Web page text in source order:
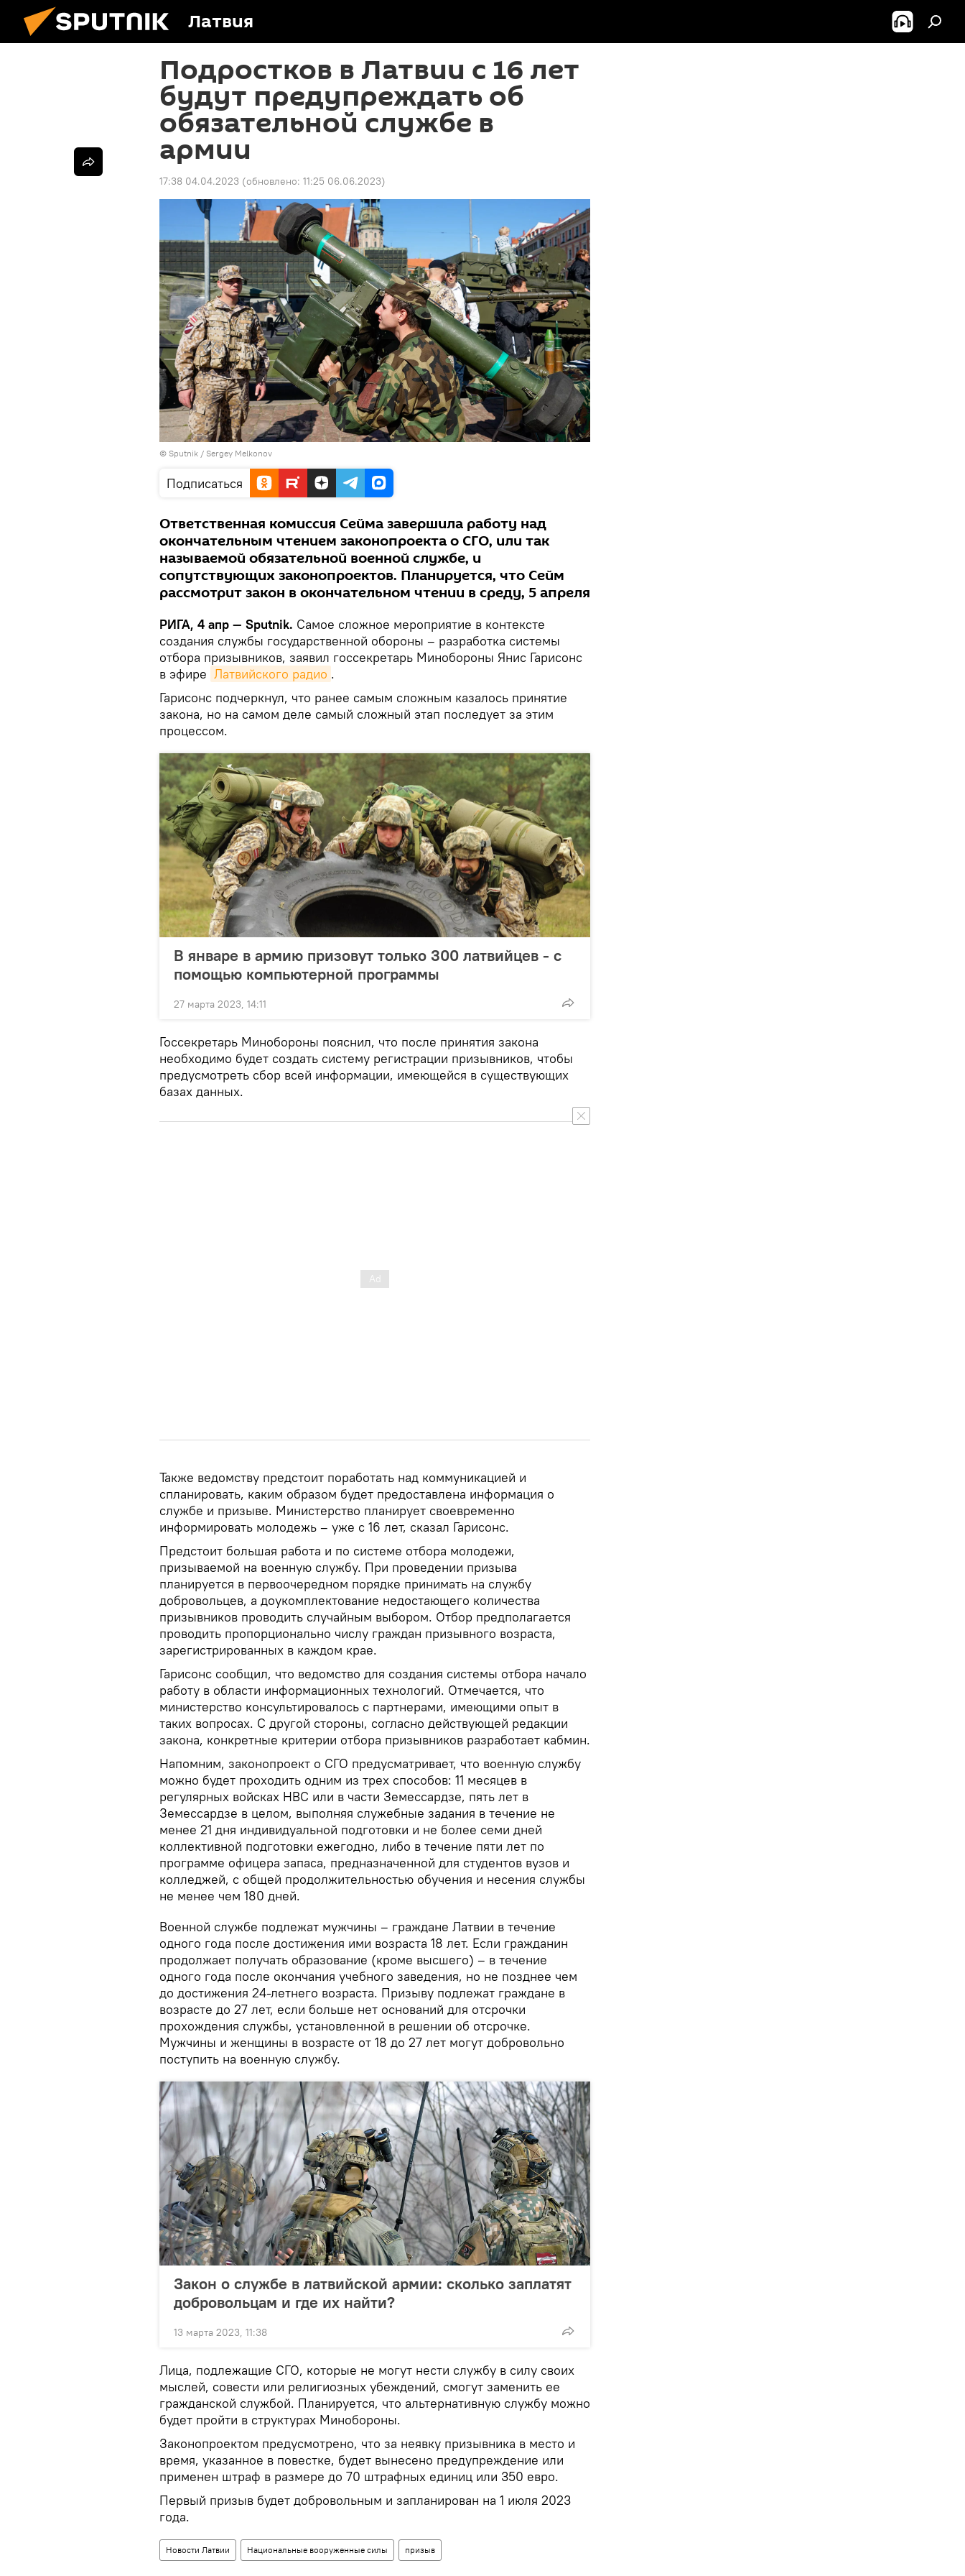
Латвия
Подростков в Латвии с 16 лет
будут предупреждать об
обязательной службе в
армии
17:38 04.04.2023 (обновлено: 11:25 06.06.2023)
© Sputnik / Sergey Melkonov
Подписаться
Ответственная комиссия Сейма завершила работу над
окончательным чтением законопроекта о СГО, или так
называемой обязательной военной службе, и
сопутствующих законопроектов. Планируется, что Сейм
рассмотрит закон в окончательном чтении в среду, 5 апреля
РИГА, 4 апр — Sputnik. Самое сложное мероприятие в контексте
создания службы государственной обороны – разработка системы
отбора призывников, заявил госсекретарь Минобороны Янис Гарисонс
в эфире Латвийского радио .
Гарисонс подчеркнул, что ранее самым сложным казалось принятие
закона, но на самом деле самый сложный этап последует за этим
процессом.
В январе в армию призовут только 300 латвийцев - с
помощью компьютерной программы
27 марта 2023, 14:11
Госсекретарь Минобороны пояснил, что после принятия закона
необходимо будет создать систему регистрации призывников, чтобы
предусмотреть сбор всей информации, имеющейся в существующих
базах данных.
Также ведомству предстоит поработать над коммуникацией и
спланировать, каким образом будет предоставлена информация о
службе и призыве. Министерство планирует своевременно
информировать молодежь – уже с 16 лет, сказал Гарисонс.
Предстоит большая работа и по системе отбора молодежи,
призываемой на военную службу. При проведении призыва
планируется в первоочередном порядке принимать на службу
добровольцев, а доукомплектование недостающего количества
призывников проводить случайным выбором. Отбор предполагается
проводить пропорционально числу граждан призывного возраста,
зарегистрированных в каждом крае.
Гарисонс сообщил, что ведомство для создания системы отбора начало
работу в области информационных технологий. Отмечается, что
министерство консультировалось с партнерами, имеющими опыт в
таких вопросах. С другой стороны, согласно действующей редакции
закона, конкретные критерии отбора призывников разработает кабмин.
Напомним, законопроект о СГО предусматривает, что военную службу
можно будет проходить одним из трех способов: 11 месяцев в
регулярных войсках НВС или в части Земессардзе, пять лет в
Земессардзе в целом, выполняя служебные задания в течение не
менее 21 дня индивидуальной подготовки и не более семи дней
коллективной подготовки ежегодно, либо в течение пяти лет по
программе офицера запаса, предназначенной для студентов вузов и
колледжей, с общей продолжительностью обучения и несения службы
не менее чем 180 дней.
Военной службе подлежат мужчины – граждане Латвии в течение
одного года после достижения ими возраста 18 лет. Если гражданин
продолжает получать образование (кроме высшего) – в течение
одного года после окончания учебного заведения, но не позднее чем
до достижения 24-летнего возраста. Призыву подлежат граждане в
возрасте до 27 лет, если больше нет оснований для отсрочки
прохождения службы, установленной в решении об отсрочке.
Мужчины и женщины в возрасте от 18 до 27 лет могут добровольно
поступить на военную службу.
Закон о службе в латвийской армии: сколько заплатят
добровольцам и где их найти?
13 марта 2023, 11:38
Лица, подлежащие СГО, которые не могут нести службу в силу своих
мыслей, совести или религиозных убеждений, смогут заменить ее
гражданской службой. Планируется, что альтернативную службу можно
будет пройти в структурах Минобороны.
Законопроектом предусмотрено, что за неявку призывника в место и
время, указанное в повестке, будет вынесено предупреждение или
применен штраф в размере до 70 штрафных единиц или 350 евро.
Первый призыв будет добровольным и запланирован на 1 июля 2023
года.
Новости Латвии Национальные вооруженные силы призыв